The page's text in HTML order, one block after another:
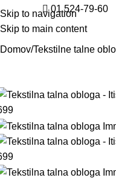
Skip to navigation
Skip to main content
01 524-79-60
Domov Tekstilne talne